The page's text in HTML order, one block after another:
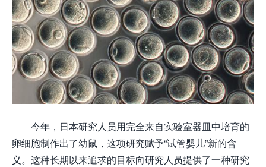
今年，日本研究人员用完全来自实验室器皿中培育的
卵细胞制作出了幼鼠，这项研究赋予“试管婴儿”新的含
义。这种长期以来追求的目标向研究人员提供了一种研究